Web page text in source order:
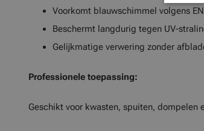
Voorkomt blauwschimmel volgens
Beschermt langdurig tegen UV-
Gelijkmatige verwering zonder
Professionele toepassing:
Geschikt voor kwasten, spuiten, dompelen